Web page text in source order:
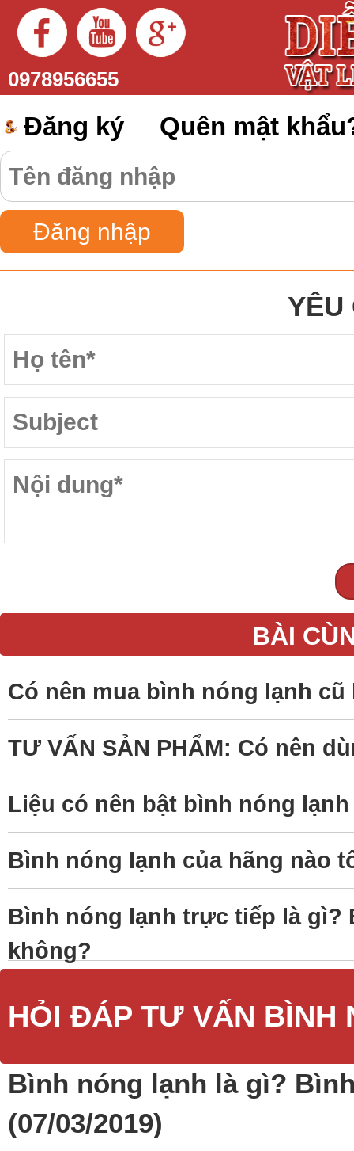
0978956655
Đăng ký Quên mật
YÊU
BÀI
Có nên mua bình nóng lạnh
TƯ VẤN SẢN PHẨM: Có nên
Liệu có nên bật bình nóng
Bình nóng lạnh của hãng nào
Bình nóng lạnh trực tiếp là
không?
HỎI ĐÁP TƯ VẤN BÌNH
Bình nóng lạnh là gì?
(07/03/2019)